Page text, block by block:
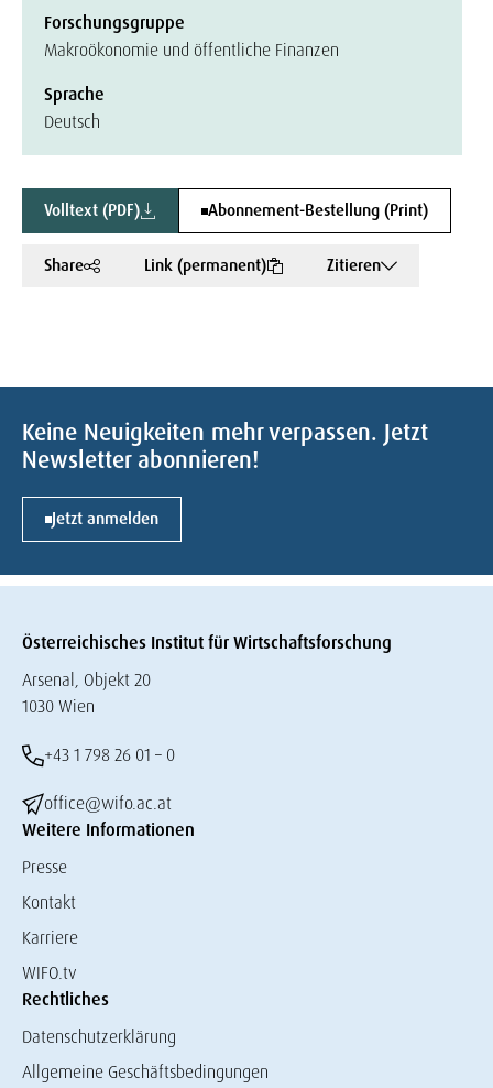
Forschungsgruppe
Makroökonomie und öffentliche Finanzen
Sprache
Deutsch
Volltext (PDF) Abonnement-Bestellung (Print)
Share Link (permanent) Zitieren
Keine Neuigkeiten mehr verpassen. Jetzt
Newsletter abonnieren!
Jetzt anmelden
Österreichisches Institut für Wirtschaftsforschung
Arsenal, Objekt 20
1030 Wien
+43 1 798 26 01 – 0
office@wifo.ac.at
Weitere Informationen
Presse
Kontakt
Karriere
WIFO.tv
Rechtliches
Datenschutzerklärung
Allgemeine Geschäftsbedingungen